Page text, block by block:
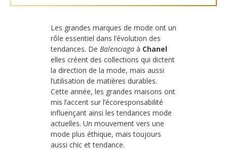
Les grandes marques de mode ont un
rôle essentiel dans l’évolution des
tendances. De Balenciaga à Chanel
elles créent des collections qui dictent
la direction de la mode, mais aussi
l’utilisation de matières durables.
Cette année, les grandes maisons ont
mis l’accent sur l’écoresponsabilité
influençant ainsi les tendances mode
actuelles. Un mouvement vers une
mode plus éthique, mais toujours
aussi chic et tendance.